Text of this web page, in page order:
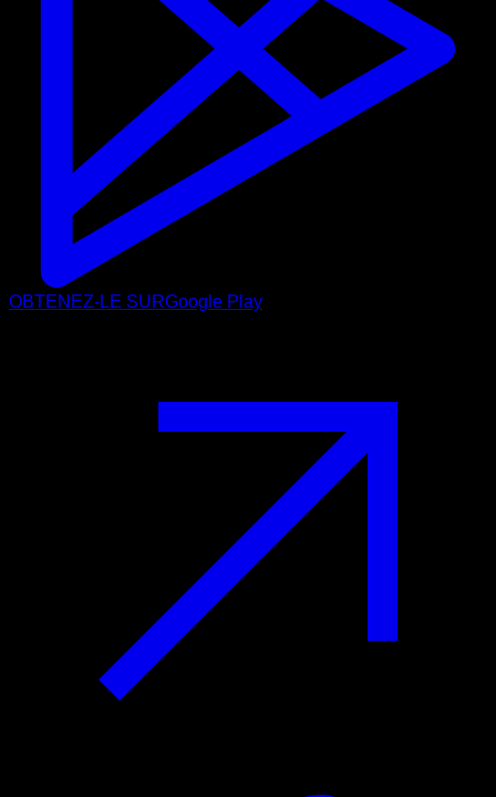
OBTENEZ-LE SURGoogle Play